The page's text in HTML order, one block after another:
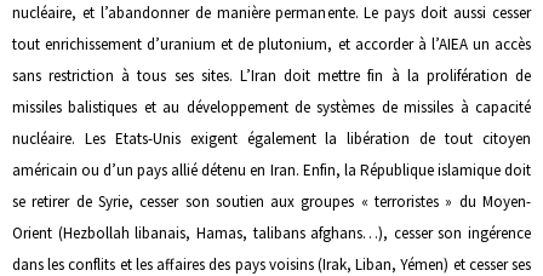
nucléaire, et l’abandonner de manière permanente. Le pays doit aussi cesser
tout enrichissement d’uranium et de plutonium, et accorder à l’AIEA un accès
sans restriction à tous ses sites. L’Iran doit mettre fin à la prolifération de
missiles balistiques et au développement de systèmes de missiles à capacité
nucléaire. Les Etats-Unis exigent également la libération de tout citoyen
américain ou d’un pays allié détenu en Iran. Enfin, la République islamique doit
se retirer de Syrie, cesser son soutien aux groupes « terroristes » du Moyen-
Orient (Hezbollah libanais, Hamas, talibans afghans…), cesser son ingérence
dans les conflits et les affaires des pays voisins (Irak, Liban, Yémen) et cesser ses